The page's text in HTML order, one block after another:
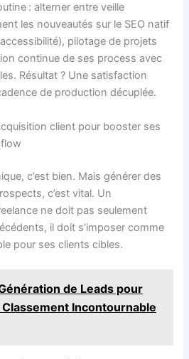
: alterner entre veille
les nouveautés sur le SEO natif
pilotage de projets
continue de ses process avec
Résultat ? Une satisfaction
de production décuplée.
client pour booster ses
c’est bien. Mais générer des
c’est vital. Un
ne doit pas seulement
il doit s’imposer comme
pour ses clients cibles.
de Leads pour
Classement Incontournable